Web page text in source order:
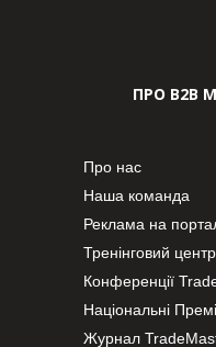
ПРО В2В
Про нас
Наша команда
Реклама на
Тренінговий центр
Конференції
Національні
Журнал